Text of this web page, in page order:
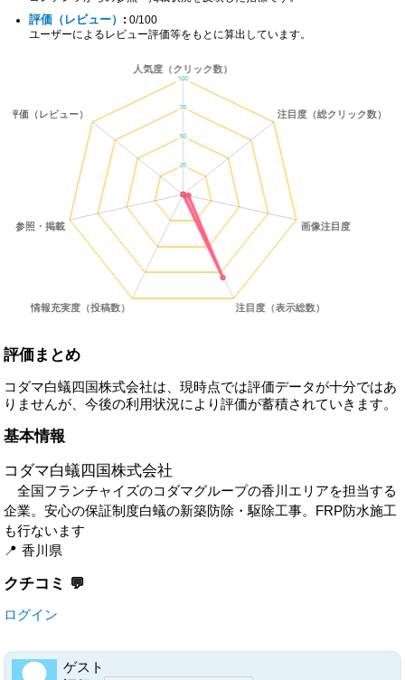
評価（レビュー） : 0/100
ユーザーによるレビュー評価等をもとに算出しています。
評価まとめ
コダマ白蟻四国株式会社は、現時点では評価データが十分ではあ
りませんが、今後の利用状況により評価が蓄積されていきます。
基本情報
コダマ白蟻四国株式会社
全国フランチャイズのコダマグループの香川エリアを担当する
企業。安心の保証制度白蟻の新築防除・駆除工事。FRP防水施工
も行ないます
香川県
クチコミ
ログイン
ゲスト